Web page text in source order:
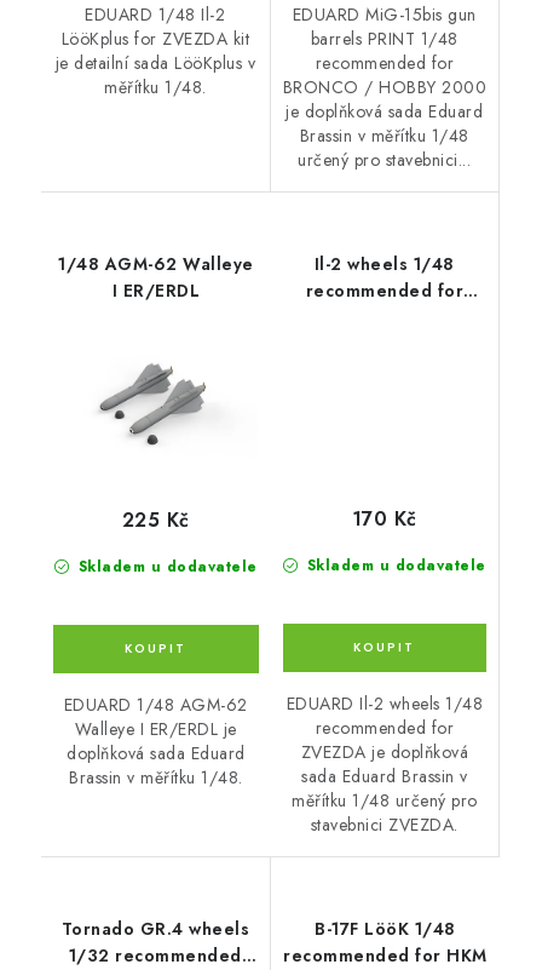
EDUARD 1/48 Il-2
LööKplus for ZVEZDA kit
je detailní sada LööKplus v
měřítku 1/48.
EDUARD MiG-15bis gun
barrels PRINT 1/48
recommended for
BRONCO / HOBBY 2000
je doplňková sada Eduard
Brassin v měřítku 1/48
určený pro stavebnici...
1/48 AGM-62 Walleye
I ER/ERDL
Skladem u dodavatele
225 Kč
EDUARD 1/48 AGM-62
Walleye I ER/ERDL je
doplňková sada Eduard
Brassin v měřítku 1/48.
Il-2 wheels 1/48
recommended for
Skladem u dodavatele
170 Kč
EDUARD Il-2 wheels 1/48
recommended for
ZVEZDA je doplňková
sada Eduard Brassin v
měřítku 1/48 určený pro
stavebnici ZVEZDA.
Tornado GR.4 wheels
1/32 recommended
B-17F LööK 1/48
recommended for HKM